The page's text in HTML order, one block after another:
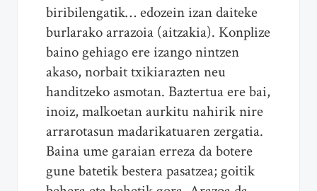
biribilengatik… edozein izan daiteke
burlarako arrazoia (aitzakia). Konplize
baino gehiago ere izango nintzen
akaso, norbait txikiarazten neu
handitzeko asmotan. Baztertua ere bai,
inoiz, malkoetan aurkitu nahirik nire
arrarotasun madarikatuaren zergatia.
Baina ume garaian erreza da botere
gune batetik bestera pasatzea; goitik